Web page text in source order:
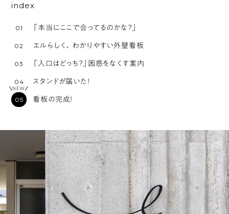
index
「本当にここで合ってるのかな？」
エルらしく、わかりやすい外壁看板
「入口はどっち？」困惑をなくす案内
スタンドが届いた！
NEW
看板の完成！